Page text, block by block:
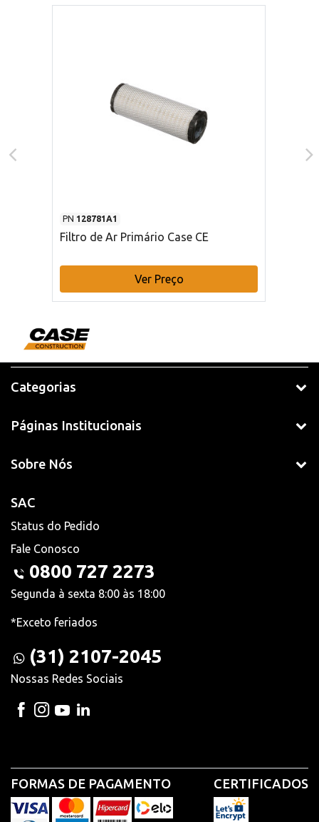
PN 128781A1
Filtro de Ar Primário Case CE
Ver Preço
Categorias
Páginas Institucionais
Sobre Nós
SAC
Status do Pedido
Fale Conosco
0800 727 2273
Segunda à sexta 8:00 às 18:00
*Exceto feriados
(31) 2107-2045
Nossas Redes Sociais
FORMAS DE PAGAMENTO CERTIFICADOS